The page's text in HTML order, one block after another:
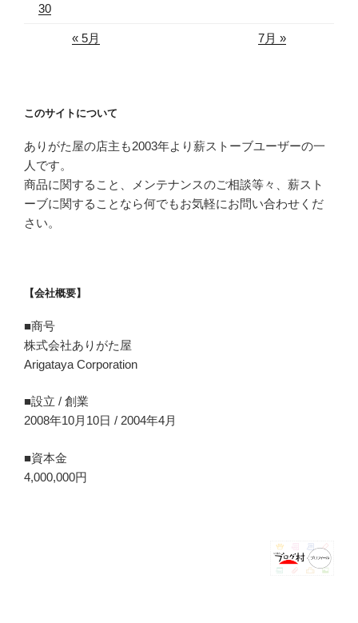
30
« 5月 7月 »
このサイトについて
ありがた屋の店主も2003年より薪ストーブユーザーの一
人です。
商品に関すること、メンテナンスのご相談等々、薪スト
ーブに関することなら何でもお気軽にお問い合わせくだ
さい。
【会社概要】
■商号
株式会社ありがた屋
Arigataya Corporation
■設立 / 創業
2008年10月10日 / 2004年4月
■資本金
4,000,000円